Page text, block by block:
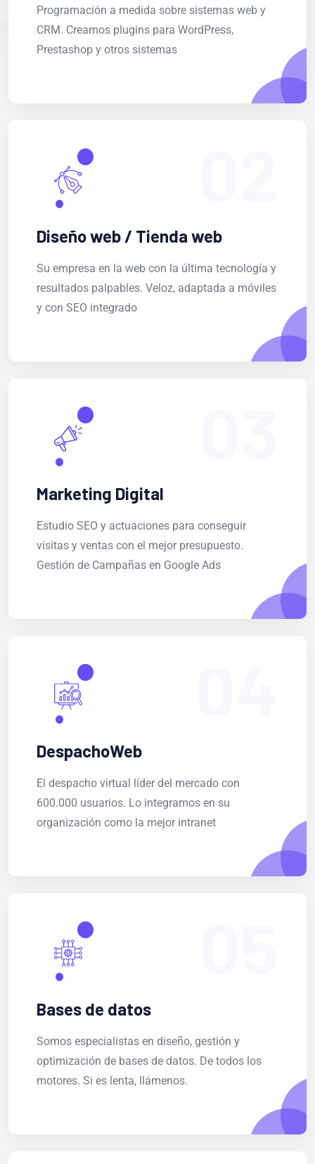
Programación a medida sobre sistemas web y
CRM. Creamos plugins para WordPress,
Prestashop y otros sistemas
Diseño web / Tienda web
Su empresa en la web con la última tecnología y
resultados palpables. Veloz, adaptada a móviles
y con SEO integrado
Marketing Digital
Estudio SEO y actuaciones para conseguir
visitas y ventas con el mejor presupuesto.
Gestión de Campañas en Google Ads
DespachoWeb
El despacho virtual líder del mercado con
600.000 usuarios. Lo integramos en su
organización como la mejor intranet
Bases de datos
Somos especialistas en diseño, gestión y
optimización de bases de datos. De todos los
motores. Si es lenta, llámenos.